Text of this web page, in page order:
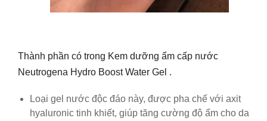
Thành phần có trong Kem dưỡng ẩm cấp nước
Neutrogena Hydro Boost Water Gel .
Loại gel nước độc đáo này, được pha chế với axit
hyaluronic tinh khiết, giúp tăng cường độ ẩm cho da